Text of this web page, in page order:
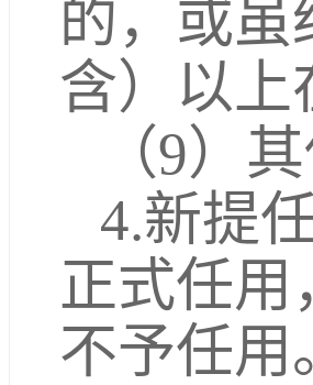
的，或
含）以上
（9）
4.新提
正式任用
不予任用